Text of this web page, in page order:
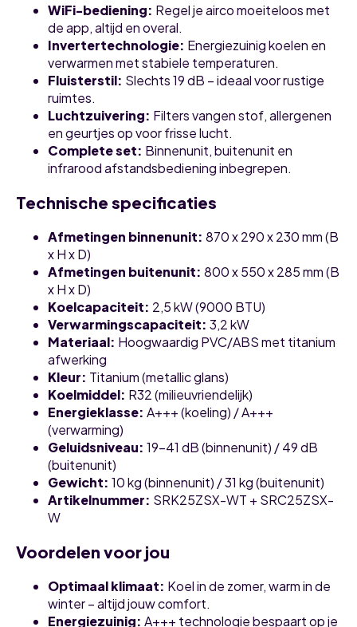
WiFi-bediening: Regel je airco moeiteloos met
de app, altijd en overal.
Invertertechnologie: Energiezuinig koelen en
verwarmen met stabiele temperaturen.
Fluisterstil: Slechts 19 dB – ideaal voor rustige
ruimtes.
Luchtzuivering: Filters vangen stof, allergenen
en geurtjes op voor frisse lucht.
Complete set: Binnenunit, buitenunit en
infrarood afstandsbediening inbegrepen.
Technische specificaties
Afmetingen binnenunit: 870 x 290 x 230 mm (B
x H x D)
Afmetingen buitenunit: 800 x 550 x 285 mm (B
x H x D)
Koelcapaciteit: 2,5 kW (9000 BTU)
Verwarmingscapaciteit: 3,2 kW
Materiaal: Hoogwaardig PVC/ABS met titanium
afwerking
Kleur: Titanium (metallic glans)
Koelmiddel: R32 (milieuvriendelijk)
Energieklasse: A+++ (koeling) / A+++
(verwarming)
Geluidsniveau: 19-41 dB (binnenunit) / 49 dB
(buitenunit)
Gewicht: 10 kg (binnenunit) / 31 kg (buitenunit)
Artikelnummer: SRK25ZSX-WT + SRC25ZSX-
W
Voordelen voor jou
Optimaal klimaat: Koel in de zomer, warm in de
winter – altijd jouw comfort.
Energiezuinig: A+++ technologie bespaart op je